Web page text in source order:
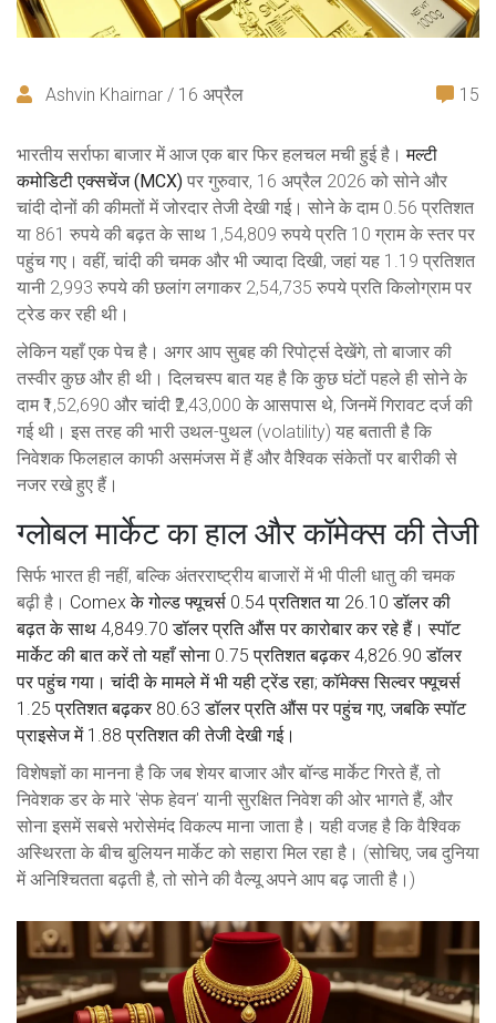
Ashvin Khairnar / 16 अप्रैल 15
भारतीय सर्राफा बाजार में आज एक बार फिर हलचल मची हुई है।मल्टी
कमोडिटी एक्सचेंज (MCX) पर गुरुवार, 16 अप्रैल 2026 को सोने और
चांदी दोनों की कीमतों में जोरदार तेजी देखी गई। सोने के दाम 0.56 प्रतिशत
या 861 रुपये की बढ़त के साथ 1,54,809 रुपये प्रति 10 ग्राम के स्तर पर
पहुंच गए। वहीं, चांदी की चमक और भी ज्यादा दिखी, जहां यह 1.19 प्रतिशत
यानी 2,993 रुपये की छलांग लगाकर 2,54,735 रुपये प्रति किलोग्राम पर
ट्रेड कर रही थी।
लेकिन यहाँ एक पेच है। अगर आप सुबह की रिपोर्ट्स देखेंगे, तो बाजार की
तस्वीर कुछ और ही थी। दिलचस्प बात यह है कि कुछ घंटों पहले ही सोने के
दाम ₹1,52,690 और चांदी ₹2,43,000 के आसपास थे, जिनमें गिरावट दर्ज की
गई थी। इस तरह की भारी उथल-पुथल (volatility) यह बताती है कि
निवेशक फिलहाल काफी असमंजस में हैं और वैश्विक संकेतों पर बारीकी से
नजर रखे हुए हैं।
ग्लोबल मार्केट का हाल और कॉमेक्स की तेजी
सिर्फ भारत ही नहीं, बल्कि अंतरराष्ट्रीय बाजारों में भी पीली धातु की चमक
बढ़ी है। Comexके गोल्ड फ्यूचर्स 0.54 प्रतिशत या 26.10 डॉलर की
बढ़त के साथ 4,849.70 डॉलर प्रति औंस पर कारोबार कर रहे हैं। स्पॉट
मार्केट की बात करें तो यहाँ सोना 0.75 प्रतिशत बढ़कर 4,826.90 डॉलर
पर पहुंच गया। चांदी के मामले में भी यही ट्रेंड रहा; कॉमेक्स सिल्वर फ्यूचर्स
1.25 प्रतिशत बढ़कर 80.63 डॉलर प्रति औंस पर पहुंच गए, जबकि स्पॉट
प्राइसेज में 1.88 प्रतिशत की तेजी देखी गई।
विशेषज्ञों का मानना है कि जब शेयर बाजार और बॉन्ड मार्केट गिरते हैं, तो
निवेशक डर के मारे 'सेफ हेवन' यानी सुरक्षित निवेश की ओर भागते हैं, और
सोना इसमें सबसे भरोसेमंद विकल्प माना जाता है। यही वजह है कि वैश्विक
अस्थिरता के बीच बुलियन मार्केट को सहारा मिल रहा है। (सोचिए, जब दुनिया
में अनिश्चितता बढ़ती है, तो सोने की वैल्यू अपने आप बढ़ जाती है।)